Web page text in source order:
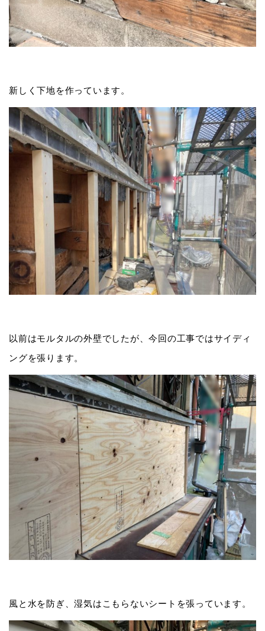
新しく下地を作っています。
以前はモルタルの外壁でしたが、今回の工事ではサイディ
ングを張ります。
風と水を防ぎ、湿気はこもらないシートを張っています。